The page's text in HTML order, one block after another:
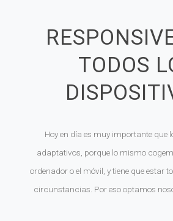
TODOS
Hoy en día es muy importante que
adaptativos, porque lo mismo
ordenador o el móvil, y tiene que estar
circunstancias. Por eso optamos